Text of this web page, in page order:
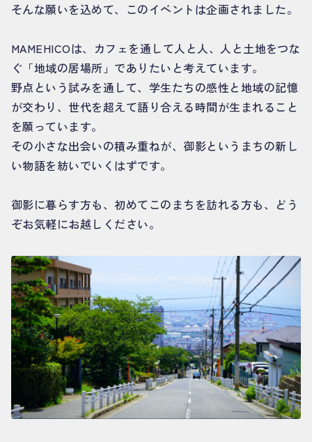
そんな願いを込めて、このイベントは企画されました。
MAMEHICOは、カフェを通して人と人、人と土地をつな
ぐ「地域の居場所」でありたいと考えています。
野点という試みを通して、学生たちの感性と地域の記憶
が交わり、世代を超えて語り合える時間が生まれること
を願っています。
その小さな出会いの積み重ねが、御影というまちの新し
い物語を紡いでいくはずです。
御影に暮らす方も、初めてこのまちを訪れる方も、どう
ぞお気軽にお越しください。